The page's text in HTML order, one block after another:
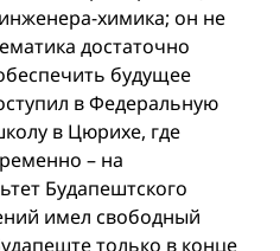
химика; он не
достаточно
будущее
в Федеральную
в Цюрихе, где
– на
Будапештского
имел свободный
только в конце